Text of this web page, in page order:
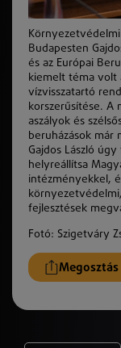
Budapesten
és az Európai
kiemelt téma volt
vízvisszatartó
korszerűsítése. A
aszályok és
beruházások már
Gajdos László
helyreállítsa
intézményekkel,
fejlesztések
Fotó: Szigetváry
Megosztás